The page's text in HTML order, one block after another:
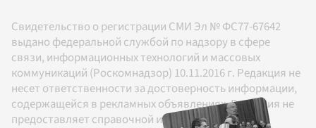
Свидетельство о регистрации СМИ Эл № ФС77-67642
выдано федеральной службой по надзору в сфере
связи, информационных технологий и массовых
коммуникаций (Роскомнадзор) 10.11.2016 г. Редакция не
несет ответственности за достоверность информации,
содержащейся в рекламных объявлениях. Редакция не
предоставляет справочной информации.